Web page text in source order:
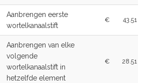
Aanbrengen eerste
wortelkanaalstift
€ 43.51
Aanbrengen van elke
volgende
wortelkanaalstift in
hetzelfde element
€ 28.51